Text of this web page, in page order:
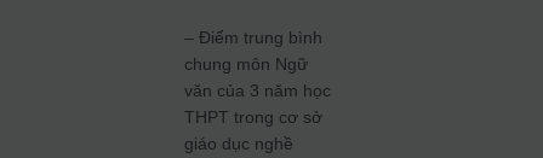
– Điểm trung bình
chung môn Ngữ
văn của 3 năm học
THPT trong cơ sở
giáo dục nghề